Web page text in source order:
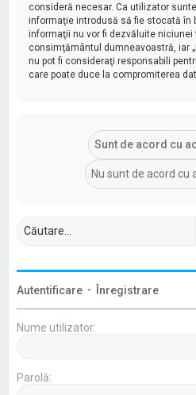
consideră necesar. Ca utilizator
informaţie introdusă să fie stocată în
informaţii nu vor fi dezvăluite niciunei
consimţământul dumneavoastră, iar
nu pot fi consideraţi responsabili
care poate duce la compromiterea
Autentificare • Înregistrare
Nume utilizator:
Parolă: